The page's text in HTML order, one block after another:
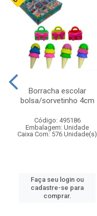
Borracha escolar
bolsa/sorvetinho 4cm
Código: 495186
Embalagem: Unidade
Caixa Com: 576 Unidade(s)
Faça seu login ou
cadastre-se para
comprar.